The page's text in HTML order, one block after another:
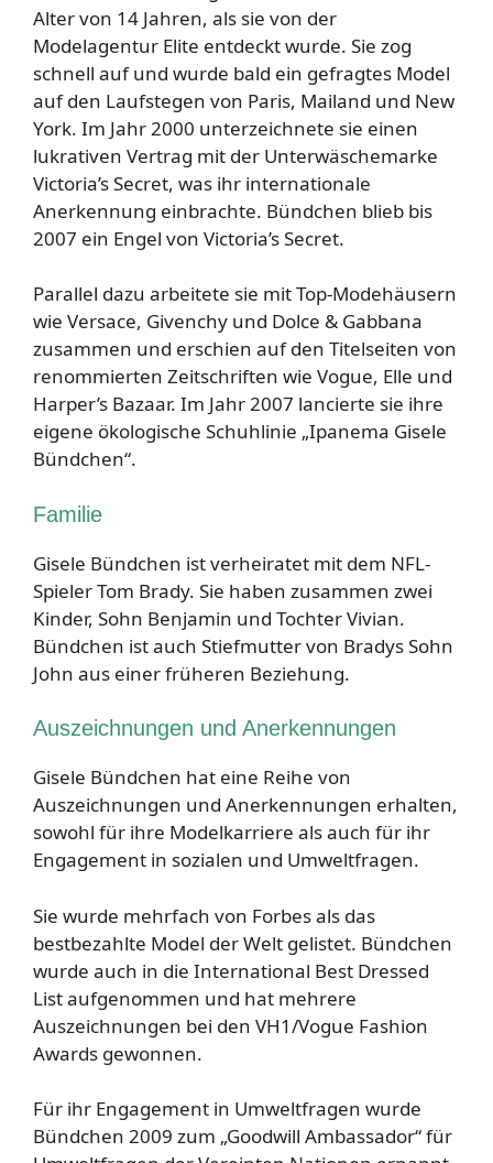
Alter von 14 Jahren, als sie von der
Modelagentur Elite entdeckt wurde. Sie zog
schnell auf und wurde bald ein gefragtes Model
auf den Laufstegen von Paris, Mailand und New
York. Im Jahr 2000 unterzeichnete sie einen
lukrativen Vertrag mit der Unterwäschemarke
Victoria’s Secret, was ihr internationale
Anerkennung einbrachte. Bündchen blieb bis
2007 ein Engel von Victoria’s Secret.
Parallel dazu arbeitete sie mit Top-Modehäusern
wie Versace, Givenchy und Dolce & Gabbana
zusammen und erschien auf den Titelseiten von
renommierten Zeitschriften wie Vogue, Elle und
Harper’s Bazaar. Im Jahr 2007 lancierte sie ihre
eigene ökologische Schuhlinie „Ipanema Gisele
Bündchen“.
Familie
Gisele Bündchen ist verheiratet mit dem NFL-
Spieler Tom Brady. Sie haben zusammen zwei
Kinder, Sohn Benjamin und Tochter Vivian.
Bündchen ist auch Stiefmutter von Bradys Sohn
John aus einer früheren Beziehung.
Auszeichnungen und Anerkennungen
Gisele Bündchen hat eine Reihe von
Auszeichnungen und Anerkennungen erhalten,
sowohl für ihre Modelkarriere als auch für ihr
Engagement in sozialen und Umweltfragen.
Sie wurde mehrfach von Forbes als das
bestbezahlte Model der Welt gelistet. Bündchen
wurde auch in die International Best Dressed
List aufgenommen und hat mehrere
Auszeichnungen bei den VH1/Vogue Fashion
Awards gewonnen.
Für ihr Engagement in Umweltfragen wurde
Bündchen 2009 zum „Goodwill Ambassador“ für